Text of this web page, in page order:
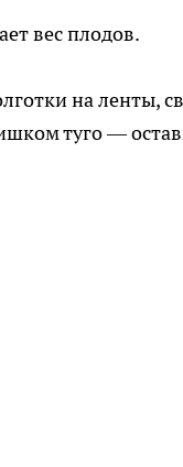
вес плодов.
на ленты,
туго —